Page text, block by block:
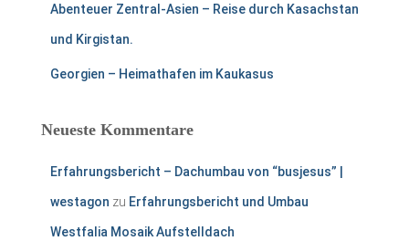
Abenteuer Zentral-Asien – Reise durch Kasachstan
und Kirgistan.
Georgien – Heimathafen im Kaukasus
Neueste Kommentare
Erfahrungsbericht – Dachumbau von “busjesus” |
westagon zu Erfahrungsbericht und Umbau
Westfalia Mosaik Aufstelldach